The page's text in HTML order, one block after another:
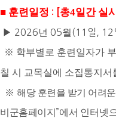
■ 훈련일정 : [총4일간 실시
▶ 2026년 05월(11일, 12
※ 학부별로 훈련일자가
칠 시 교목실에 소집통지
※ 해당 훈련을 받기 어려
비군홈페이지 ”에서 인터넷